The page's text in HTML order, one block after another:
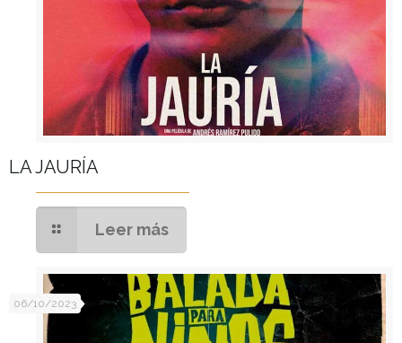
LA JAURÍA
Leer más
06/10/2023